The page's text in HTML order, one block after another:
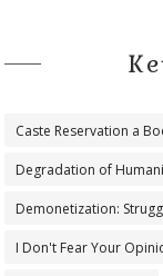
Caste Reservation a
Degradation of
Demonetization:
I Don't Fear Your